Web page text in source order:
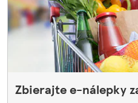
Zbierajte e-nálepky